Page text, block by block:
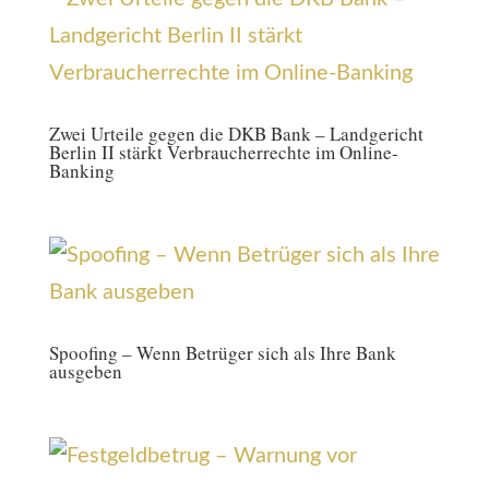
Zwei Urteile gegen die DKB Bank – Landgericht
Berlin II stärkt Verbraucherrechte im Online-
Banking
Spoofing – Wenn Betrüger sich als Ihre Bank
ausgeben